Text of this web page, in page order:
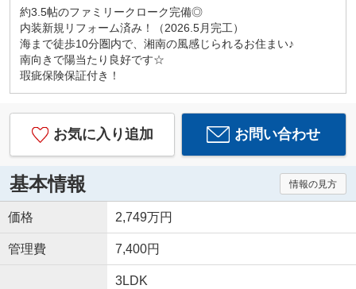
約3.5帖のファミリークローク完備◎
内装新規リフォーム済み！（2026.5月完工）
海まで徒歩10分圏内で、湘南の風感じられるお住まい♪
南向きで陽当たり良好です☆
瑕疵保険保証付き！
お気に入り追加 お問い合わせ
基本情報 情報の見方
価格 2,749万円
管理費 7,400円
3LDK